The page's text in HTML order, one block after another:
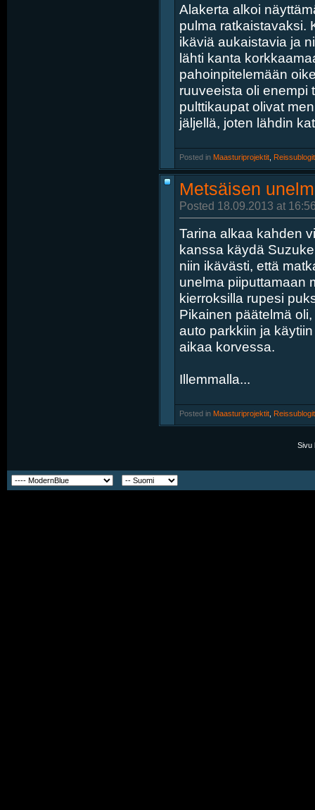
Alakerta alkoi
pulma ratkaistavaksi.
ikäviä aukaistavia ja
lähti kanta
pahoinpitelemään
ruuveeista oli enempi
pulttikaupat olivat
jäljellä, joten lähdin
Posted in Maasturiprojektit Reissublogit
Metsäisen
Posted 18.09.2013 at
Tarina alkaa kahden
kanssa käydä
niin ikävästi, että
unelma piiputtamaan
kierroksilla rupesi
Pikainen päätelmä
auto parkkiin ja
aikaa korvessa.
Illemmalla...
Posted in Maasturiprojektit Reissublogit
Sivu